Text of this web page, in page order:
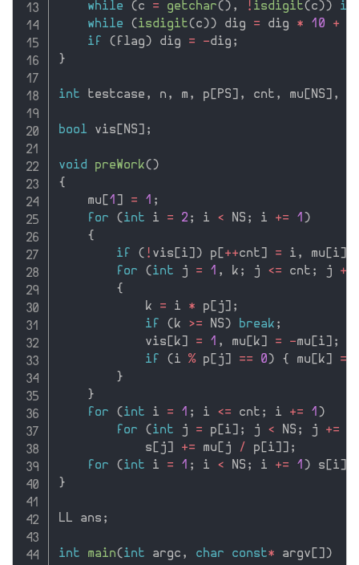
while
(c = getchar() , ! isdigit(c))
if
while
(isdigit(c)) dig = dig * 10 +
if
( flag) dig = -dig ;
}
int testcase , n , m , p [PS] , cnt , mu [NS] ,
bool vis [NS] ;
void preWork()
{
    mu
[1 ] = 1 ;
for
(int i = 2 ; i < NS ; i += 1 )
{
if
( ! vis [i] ) p [++cnt] = i , mu [i]
for
(int j = 1 , k ; j <= cnt ; j +
{
            k
= i * p [ j] ;
if
(k >= NS) break ;
            vis
[k] = 1 , mu [k] = -mu [i] ;
if
(i % p [ j] == 0) { mu [k] =
}
}
for
(int i = 1 ; i <= cnt ; i += 1 )
for
(int j = p [i] ; j < NS ; j +=
            s
[ j] += mu [ j / p [i] ] ;
for
(int i = 1 ; i < NS ; i += 1 ) s [i]
}
LL ans ;
int main(int argc , char const* argv [] )